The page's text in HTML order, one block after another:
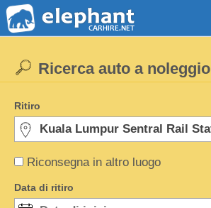
Riconsegna in altro luogo
Ricerca auto a noleggio
Ritiro
Data di ritiro